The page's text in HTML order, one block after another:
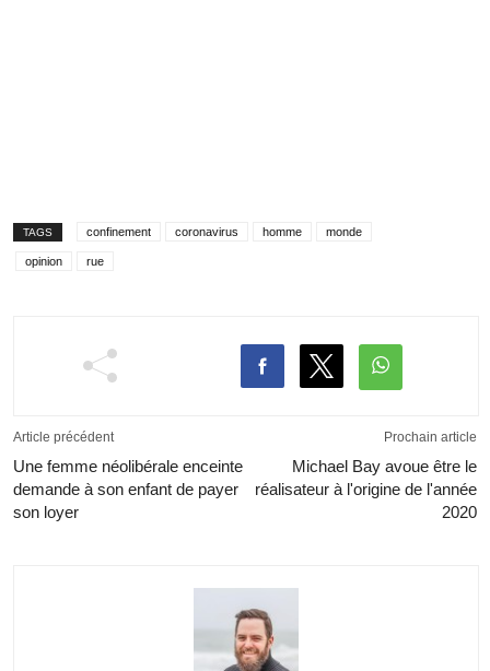
TAGS confinement coronavirus homme monde
opinion rue
Article précédent
Une femme néolibérale enceinte
demande à son enfant de payer
son loyer
Prochain article
Michael Bay avoue être le
réalisateur à l'origine de l'année
2020